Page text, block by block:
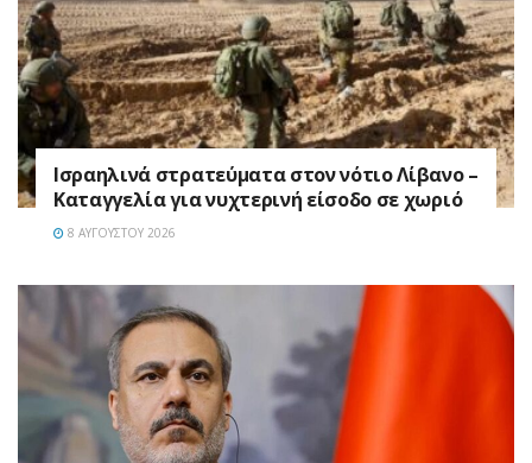
Ισραηλινά στρατεύματα στον νότιο Λίβανο –
Καταγγελία για νυχτερινή είσοδο σε χωριό
8 ΑΥΓΟΎΣΤΟΥ 2026